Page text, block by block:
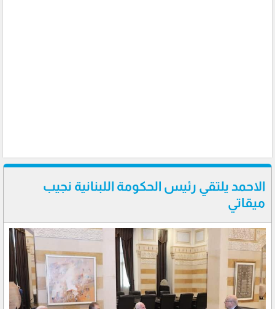
الاحمد يلتقي رئيس الحكومة اللبنانية نجيب
ميقاتي